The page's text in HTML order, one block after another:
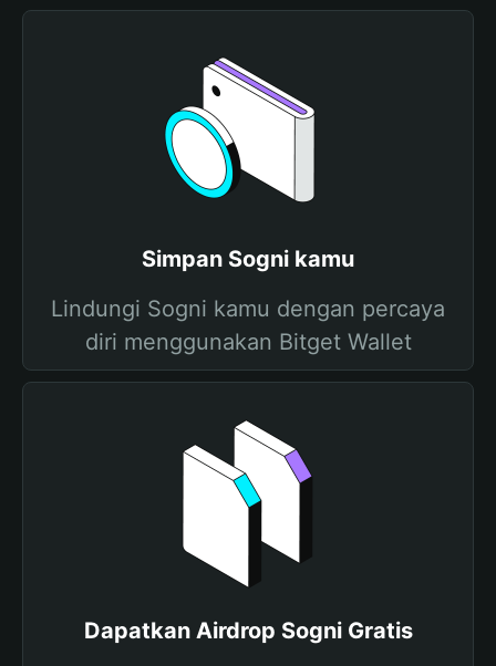
Simpan Sogni kamu
Lindungi Sogni kamu dengan percaya
diri menggunakan Bitget Wallet
Dapatkan Airdrop Sogni Gratis